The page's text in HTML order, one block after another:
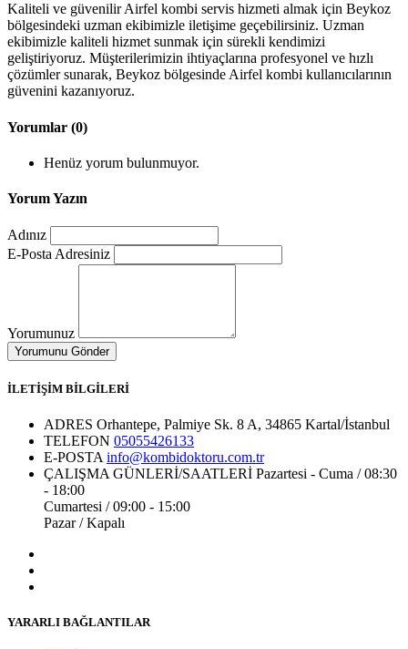
Kaliteli ve güvenilir Airfel kombi servis hizmeti almak için Beykoz
bölgesindeki uzman ekibimizle iletişime geçebilirsiniz. Uzman
ekibimizle kaliteli hizmet sunmak için sürekli kendimizi
geliştiriyoruz. Müşterilerimizin ihtiyaçlarına profesyonel ve hızlı
çözümler sunarak, Beykoz bölgesinde Airfel kombi kullanıcılarının
güvenini kazanıyoruz.
Yorumlar (0)
Henüz yorum bulunmuyor.
Yorum Yazın
Adınız
E-Posta Adresiniz
Yorumunuz
İLETİŞİM BİLGİLERİ
ADRES Orhantepe, Palmiye Sk. 8 A, 34865 Kartal/İstanbul
TELEFON 05055426133
E-POSTA info@kombidoktoru.com.tr
ÇALIŞMA GÜNLERİ/SAATLERİ Pazartesi - Cuma / 08:30
- 18:00
Cumartesi / 09:00 - 15:00
Pazar / Kapalı
YARARLI BAĞLANTILAR